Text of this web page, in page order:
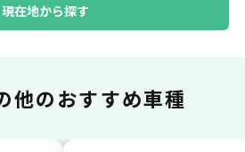
現在地から探す
他のおすすめ車種